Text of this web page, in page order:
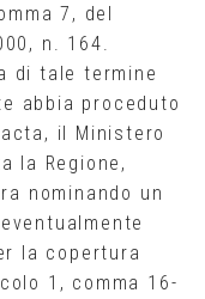
7, del
n. 164.
di tale termine
abbia proceduto
il Ministero
la Regione,
nominando un
la copertura
1, comma 16-